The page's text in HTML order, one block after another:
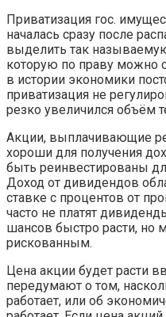
Приватизация гос.
началась сразу после
выделить так
которую по праву можно
в истории экономики
приватизация не
резко увеличился объём
Акции, выплачивающие
хороши для получения
быть реинвестированы
Доход от дивидендов
ставке с процентов от
часто не платят
шансов быстро расти, но
рискованным.
Цена акции будет расти
передумают о том,
работает, или об